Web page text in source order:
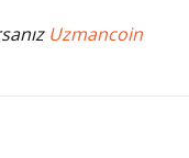
Uzmancoin